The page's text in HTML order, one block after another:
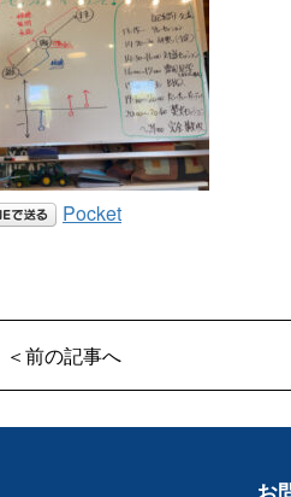
Pocket
＜前の記事へ